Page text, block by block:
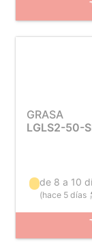
GRASA
LGLS2-50-
de 8 a 10
(hace 5 días